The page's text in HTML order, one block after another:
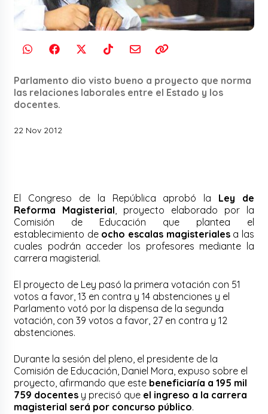
Parlamento dio visto bueno a proyecto que norma
las relaciones laborales entre el Estado y los
docentes.
22 Nov 2012
El Congreso de la República aprobó la Ley de
Reforma Magisterial, proyecto elaborado por la
Comisión de Educación que plantea el
establecimiento de ocho escalas magisterialesa las
cuales podrán acceder los profesores mediante la
carrera magisterial.
El proyecto de Ley pasó la primera votación con 51
votos a favor, 13 en contra y 14 abstenciones y el
Parlamento votó por la dispensa de la segunda
votación, con 39 votos a favor, 27 en contra y 12
abstenciones.
Durante la sesión del pleno, el presidente de la
Comisión de Educación, Daniel Mora, expuso sobre el
proyecto, afirmando que este beneficiaría a 195 mil
759 docentes y precisó que el ingreso a la carrera
magisterial será por concurso público.